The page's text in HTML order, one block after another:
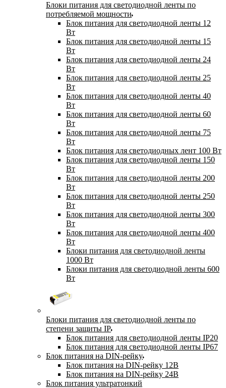
Блоки питания для светодиодной ленты по
потребляемой мощности
Блок питания для светодиодной ленты 12
Вт
Блок питания для светодиодной ленты 15
Вт
Блок питания для светодиодной ленты 24
Вт
Блок питания для светодиодной ленты 25
Вт
Блок питания для светодиодной ленты 40
Вт
Блок питания для светодиодной ленты 60
Вт
Блок питания для светодиодной ленты 75
Вт
Блок питания для светодиодных лент 100 Вт
Блок питания для светодиодной ленты 150
Вт
Блок питания для светодиодной ленты 200
Вт
Блок питания для светодиодной ленты 250
Вт
Блок питания для светодиодной ленты 300
Вт
Блок питания для светодиодной ленты 400
Вт
Блоки питания для светодиодной ленты
1000 Вт
Блоки питания для светодиодной ленты 600
Вт
Блоки питания для светодиодной ленты по
степени защиты IP
Блок питания для светодиодной ленты IP20
Блок питания для светодиодной ленты IP67
Блок питания на DIN-рейку
Блок питания на DIN-рейку 12В
Блок питания на DIN-рейку 24В
Блок питания ультратонкий